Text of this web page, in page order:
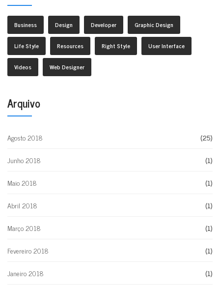
Business Design Developer Graphic Design
Life Style Resources Right Style User Interface
Videos Web Designer
Arquivo
Agosto 2018
(25)
Junho 2018
(1)
Maio 2018
(1)
Abril 2018
(1)
Março 2018
(1)
Fevereiro 2018
(1)
Janeiro 2018
(1)